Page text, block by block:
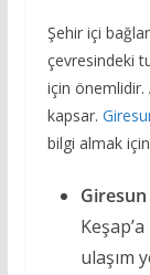
Şehir içi
çevresindeki
için önemlidir.
kapsar.
bilgi almak
Giresun
ulaşım